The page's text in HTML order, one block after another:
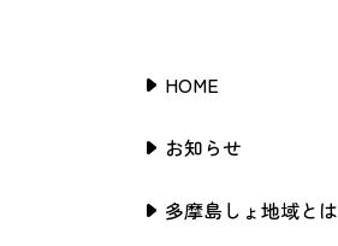
HOME
お知らせ
多摩島しょ地域とは